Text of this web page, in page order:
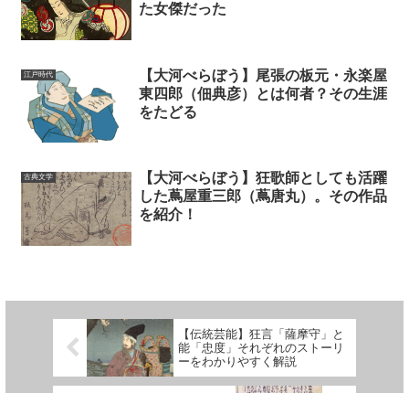
た女傑だった
江戸時代
【大河べらぼう】尾張の板元・永楽屋
東四郎（佃典彦）とは何者？その生涯
をたどる
古典文学
【大河べらぼう】狂歌師としても活躍
した蔦屋重三郎（蔦唐丸）。その作品
を紹介！
【伝統芸能】狂言「薩摩守」と
能「忠度」それぞれのストーリ
ーをわかりやすく解説